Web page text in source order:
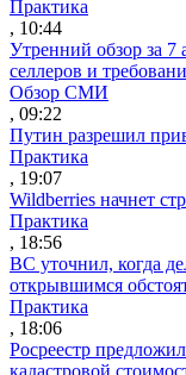
Практика
, 10:44
Утренний обзор за 7
селлеров и
Обзор СМИ
, 09:22
Путин разрешил
Практика
, 19:07
Wildberries начнет
Практика
, 18:56
ВС уточнил, когда
открывшимся
Практика
, 18:06
Росреестр
кадастровой